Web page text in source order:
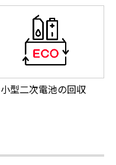
小型二次電池の回収